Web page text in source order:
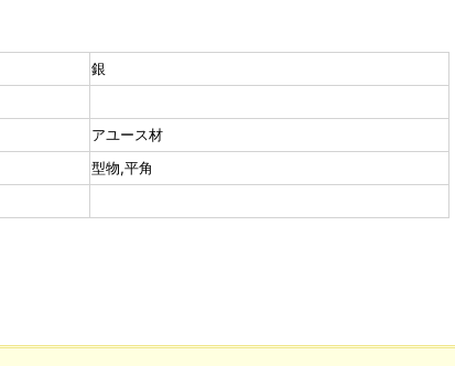
銀
アユース材
型物,平角